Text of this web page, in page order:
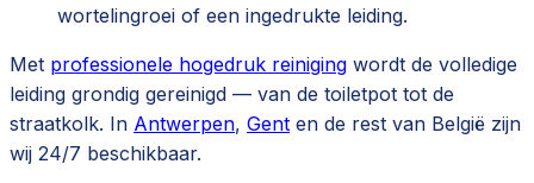
wortelingroei of een ingedrukte leiding.
Met professionele hogedruk reiniging wordt de volledige
leiding grondig gereinigd — van de toiletpot tot de
straatkolk. In Antwerpen, Gent en de rest van België zijn
wij 24/7 beschikbaar.